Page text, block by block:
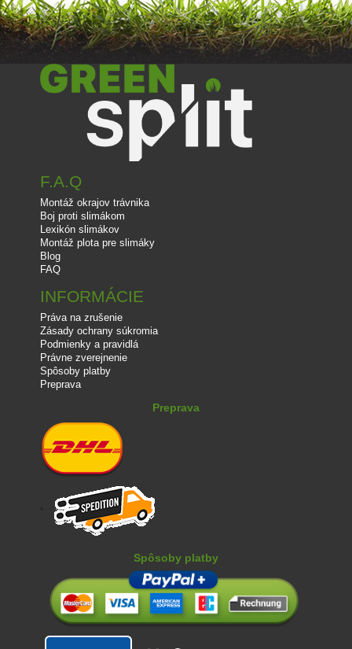
F.A.Q
Montáž okrajov trávnika
Boj proti slimákom
Lexikón slimákov
Montáž plota pre slimáky
Blog
FAQ
INFORMÁCIE
Práva na zrušenie
Zásady ochrany súkromia
Podmienky a pravidlá
Právne zverejnenie
Spôsoby platby
Preprava
Preprava
Spôsoby platby